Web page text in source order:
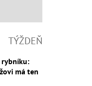
TÝŽDEŇ
rybníku:
má ten